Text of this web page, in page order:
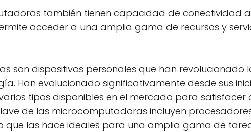
también tienen capacidad de conectividad
acceder a una amplia gama de recursos y
son dispositivos personales que han revolucionado
Han evolucionado significativamente desde sus
tipos disponibles en el mercado para satisfacer
de las microcomputadoras incluyen
que las hace ideales para una amplia gama de